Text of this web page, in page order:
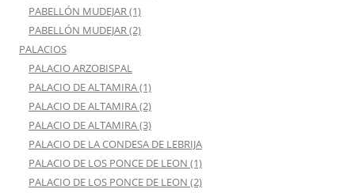
PABELLÓN MUDEJAR (1)
PABELLÓN MUDEJAR (2)
PALACIOS
PALACIO ARZOBISPAL
PALACIO DE ALTAMIRA (1)
PALACIO DE ALTAMIRA (2)
PALACIO DE ALTAMIRA (3)
PALACIO DE LA CONDESA DE LEBRIJA
PALACIO DE LOS PONCE DE LEON (1)
PALACIO DE LOS PONCE DE LEON (2)